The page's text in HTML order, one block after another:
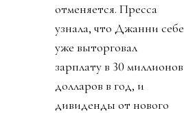
отменяется. Пресса
узнала, что Джанни себе
уже выторговал
зарплату в 30 миллионов
долларов в год, и
дивиденды от нового